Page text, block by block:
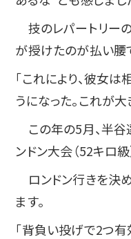
技のレパートリー
が授けたのが払い腰
「これにより、彼女
うになった。これが大
この年の5月、半谷
ンドン大会（52キロ
ロンドン行きを決
ます。
「背負い投げで2つ